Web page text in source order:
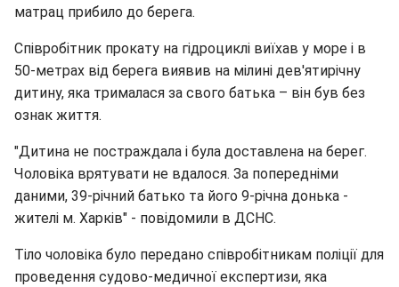
матрац прибило до берега.
Співробітник прокату на гідроциклі виїхав у море і в
50-метрах від берега виявив на мілині дев'ятирічну
дитину, яка трималася за свого батька – він був без
ознак життя.
"Дитина не постраждала і була доставлена на берег.
Чоловіка врятувати не вдалося. За попередніми
даними, 39-річний батько та його 9-річна донька -
жителі м. Харків" - повідомили в ДСНС.
Тіло чоловіка було передано співробітникам поліції для
проведення судово-медичної експертизи, яка